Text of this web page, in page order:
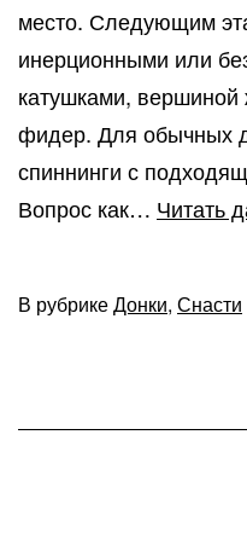
место. Следующим
инерционными или
катушками, вершиной
фидер. Для обычных
спиннинги с
Вопрос как… Читать
В рубрикеДонки, Снасти